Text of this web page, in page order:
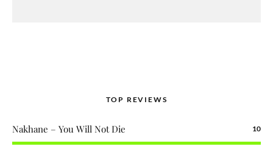
TOP REVIEWS
Nakhane – You Will Not Die 10